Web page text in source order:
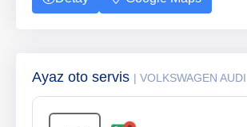
Ayaz oto servis | VOLKSWAGEN